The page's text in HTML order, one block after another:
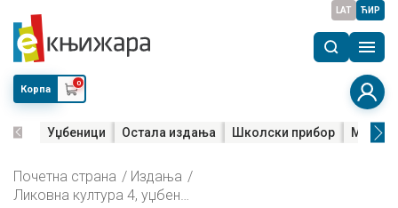
LAT ЋИР
Корпа
0
Уџбеници Остала издања Школски прибор Мала
Почетна страна
Издања
Ликовна култура 4, уџбеник за четврту годину гимназија друштвено-језичког смера на мађарском језику